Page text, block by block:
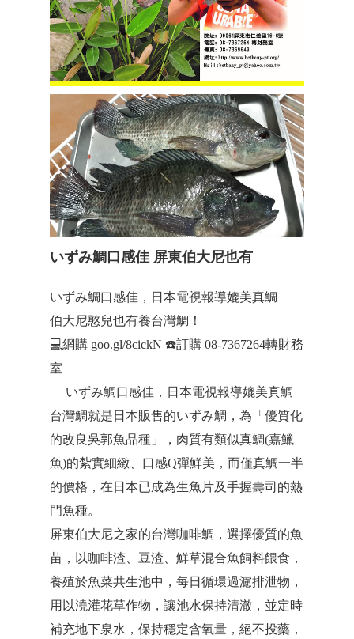
いずみ鯛口感佳 屏東伯大尼也有
いずみ鯛口感佳，日本電視報導媲美真鯛
伯大尼憨兒也有養台灣鯛！
💻網購 goo.gl/8cickN ☎️訂購 08-7367264轉財務
室
いずみ鯛口感佳，日本電視報導媲美真鯛
台灣鯛就是日本販售的いずみ鯛，為「優質化
的改良吳郭魚品種」，肉質有類似真鯛(嘉鱲
魚)的紮實細緻、口感Q彈鮮美，而僅真鯛一半
的價格，在日本已成為生魚片及手握壽司的熱
門魚種。
屏東伯大尼之家的台灣咖啡鯛，選擇優質的魚
苗，以咖啡渣、豆渣、鮮草混合魚飼料餵食，
養殖於魚菜共生池中，每日循環過濾排泄物，
用以澆灌花草作物，讓池水保持清澈，並定時
補充地下泉水，保持穩定含氧量，絕不投藥，